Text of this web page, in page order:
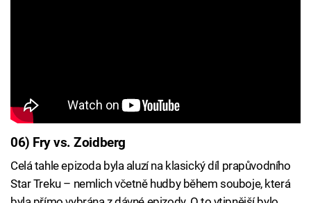
06) Fry vs. Zoidberg
Celá tahle epizoda byla aluzí na klasický díl prapůvodního
Star Treku – nemlich včetně hudby během souboje, která